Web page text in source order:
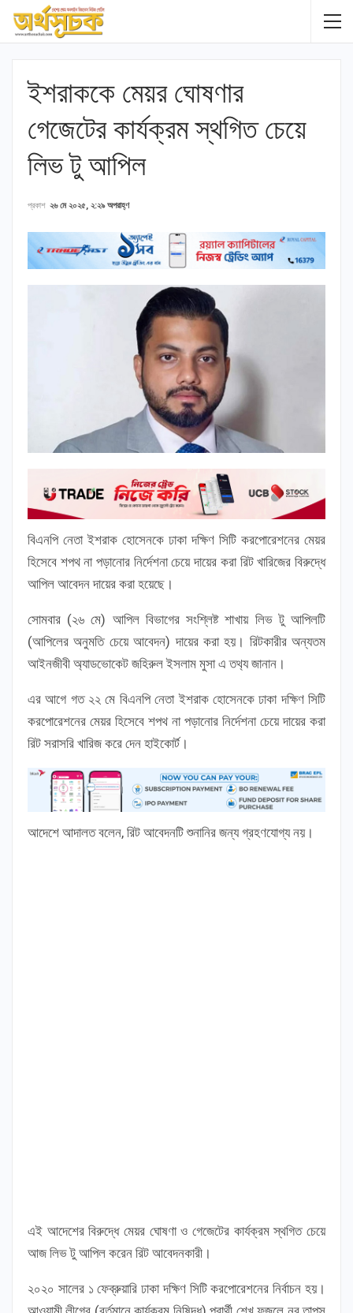
ইশরাককে মেয়র ঘোষণার
গেজেটের কার্যক্রম স্থগিত চেয়ে
লিভ টু আপিল
প্রকাশ ২৬ মে ২০২৫, ২:২৯ অপরাহ্ণ
বিএনপি নেতা ইশরাক হোসেনকে ঢাকা দক্ষিণ সিটি করপোরেশনের মেয়র
হিসেবে শপথ না পড়ানোর নির্দেশনা চেয়ে দায়ের করা রিট খারিজের বিরুদ্ধে
আপিল আবেদন দায়ের করা হয়েছে।
সোমবার (২৬ মে) আপিল বিভাগের সংশ্লিষ্ট শাখায় লিভ টু আপিলটি
(আপিলের অনুমতি চেয়ে আবেদন) দায়ের করা হয়। রিটকারীর অন্যতম
আইনজীবী অ্যাডভোকেট জহিরুল ইসলাম মুসা এ তথ‍্য জানান।
এর আগে গত ২২ মে বিএনপি নেতা ইশরাক হোসেনকে ঢাকা দক্ষিণ সিটি
করপোরেশনের মেয়র হিসেবে শপথ না পড়ানোর নির্দেশনা চেয়ে দায়ের করা
রিট সরাসরি খারিজ করে দেন হাইকোর্ট।
আদেশে আদালত বলেন, রিট আবেদনটি শুনানির জন্য গ্রহণযোগ্য নয়।
এই আদেশের বিরুদ্ধে মেয়র ঘোষণা ও গেজেটের কার্যক্রম স্থগিত চেয়ে
আজ লিভ টু আপিল করেন রিট আবেদনকারী।
২০২০ সালের ১ ফেব্রুয়ারি ঢাকা দক্ষিণ সিটি করপোরেশনের নির্বাচন হয়।